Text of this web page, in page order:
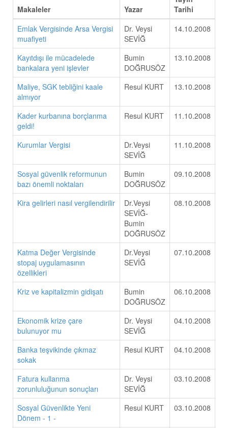
Makaleler Yazar
Tarihi
Emlak Vergisinde Arsa Vergisi
muafiyeti
Dr. Veysi
SEVİĞ
14.10.2008
Kayıtdışı ile mücadelede
bankalara yeni işlevler
Bumin
DOĞRUSÖZ
13.10.2008
Maliye, SGK tebliğini kaale
almıyor
Resul KURT 13.10.2008
Kader kurbanına borçlanma
geldi!
Resul KURT 11.10.2008
Kurumlar Vergisi
Dr.Veysi
SEVİĞ
11.10.2008
Sosyal güvenlik reformunun
bazı önemli noktaları
Bumin
DOĞRUSÖZ
09.10.2008
Kira gelirleri nasıl vergilendirilir
Dr.Veysi
SEVİĞ-
Bumin
DOĞRUSÖZ
08.10.2008
Katma Değer Vergisinde
stopaj uygulamasının
özellikleri
Dr.Veysi
SEVİĞ
07.10.2008
Kriz ve kapitalizmin gidişatı
Bumin
DOĞRUSÖZ
06.10.2008
Ekonomik krize çare
bulunuyor mu
Dr. Veysi
SEVİĞ
04.10.2008
Banka teşvikinde çıkmaz
sokak
Resul KURT 04.10.2008
Fatura kullanma
zorunluluğunun sonuçları
Dr. Veysi
SEVİĞ
03.10.2008
Sosyal Güvenlikte Yeni
Dönem - 1 -
Resul KURT 03.10.2008